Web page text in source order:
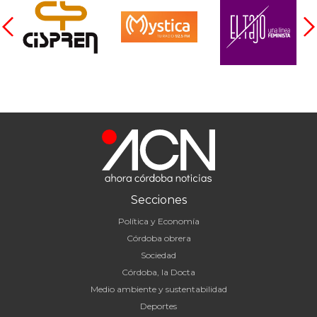
Secciones
Política y Economía
Córdoba obrera
Sociedad
Córdoba, la Docta
Medio ambiente y sustentabilidad
Deportes